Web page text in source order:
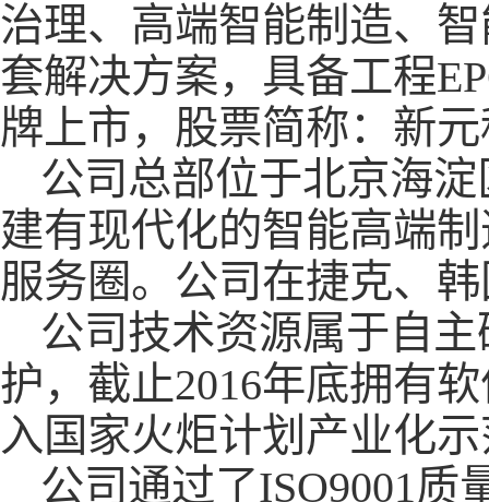
治理、高端智能制造、
套解决方案，具备工程
牌上市，股票简称：新
公司总部位于北京海
建有现代化的智能高端
服务圈。公司在捷克、
公司技术资源属于自
护，截止2016年底拥有
入国家火炬计划产业化
公司通过了ISO9001